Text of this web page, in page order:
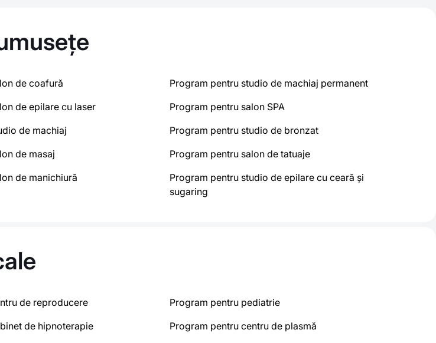
de coafură
de epilare cu laser
de machiaj
de masaj
de manichiură
Program pentru studio de machiaj permanent
Program pentru salon SPA
Program pentru studio de bronzat
Program pentru salon de tatuaje
Program pentru studio de epilare cu ceară și
sugaring
de reproducere
de hipnoterapie
Program pentru pediatrie
Program pentru centru de plasmă